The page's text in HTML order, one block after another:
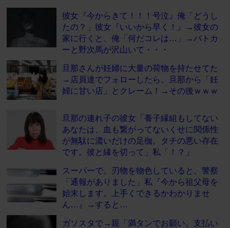
彼女『今からきて！！！号泣』俺「どうし
たの？」彼女『いいから早く！』→彼女の
家に行くと、俺「何だコレは…」→パトカ
ーと野次馬が沢山いて・・・
旦那さんが妊婦に大量の荷物を持たせてた
→店員達でフォローしたら、旦那から「妊
婦に甘い店」とクレーム！→その後ｗｗｗ
旦那の連れ子の彼女「養子縁組もしてない
あなたは、血も繋がってないくせに関係性
が無駄に濃いだけの足枷。タチの悪い存在
です。彼と縁を切って」私「！？」
スーパーで。刃物を物色していると、警察
「通報がありました」私『今から祖父母を
始末します。上手くできるかわかりませ
ん…』→すると…
ガソスタで→親「満タンでお願い。支払い